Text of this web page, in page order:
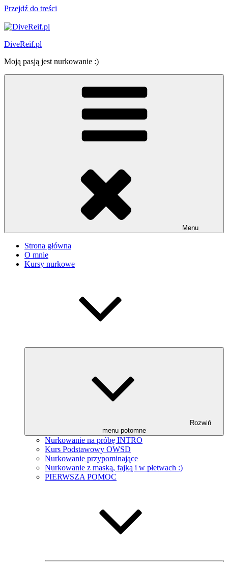
Przejdź do treści
DiveReif.pl
Moją pasją jest nurkowanie :)
Menu
Strona główna
O mnie
Kursy nurkowe
Rozwiń
menu potomne
Nurkowanie na próbę INTRO
Kurs Podstawowy OWSD
Nurkowanie przypominające
Nurkowanie z maską, fajką i w płetwach :)
PIERWSZA POMOC